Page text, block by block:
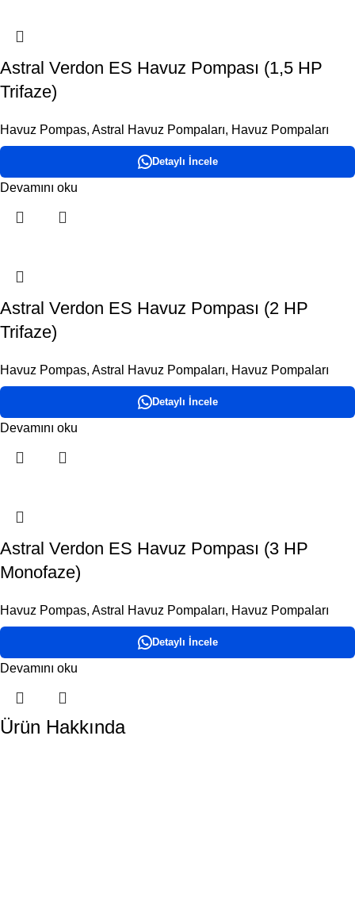
Astral Verdon ES Havuz Pompası (1,5 HP
Trifaze)
Havuz Pompas, Astral Havuz Pompaları, Havuz Pompaları
Detaylı İncele
Devamını oku
Astral Verdon ES Havuz Pompası (2 HP
Trifaze)
Havuz Pompas, Astral Havuz Pompaları, Havuz Pompaları
Detaylı İncele
Devamını oku
Astral Verdon ES Havuz Pompası (3 HP
Monofaze)
Havuz Pompas, Astral Havuz Pompaları, Havuz Pompaları
Detaylı İncele
Devamını oku
Ürün Hakkında